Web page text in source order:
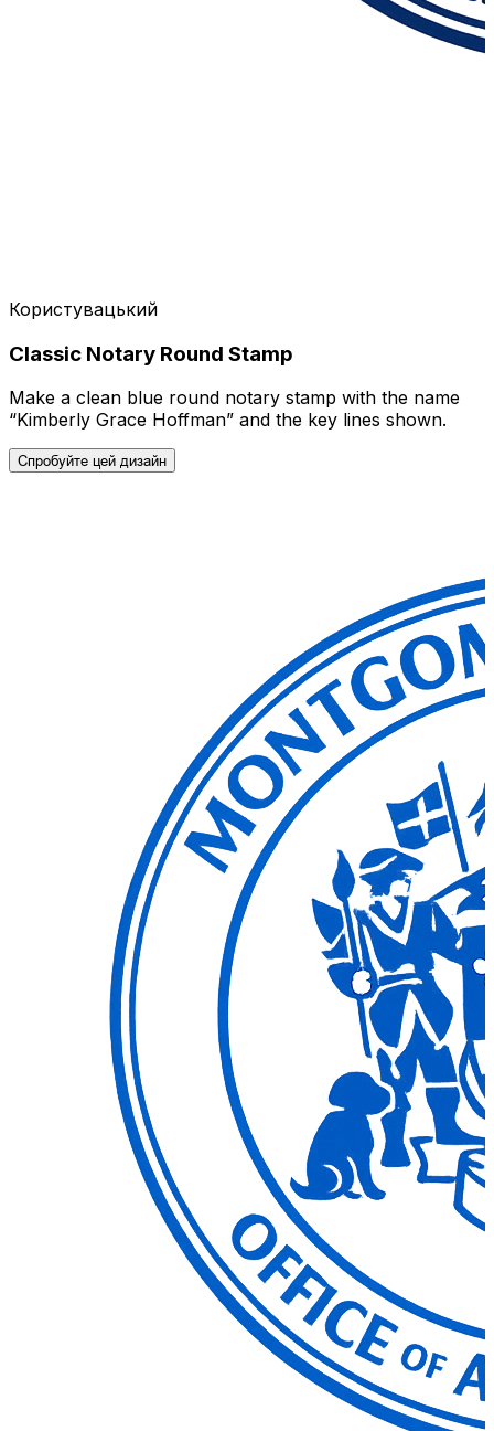
Користувацький
Classic Notary Round Stamp
Make a clean blue round notary stamp with the name
“Kimberly Grace Hoffman” and the key lines shown.
Спробуйте цей дизайн